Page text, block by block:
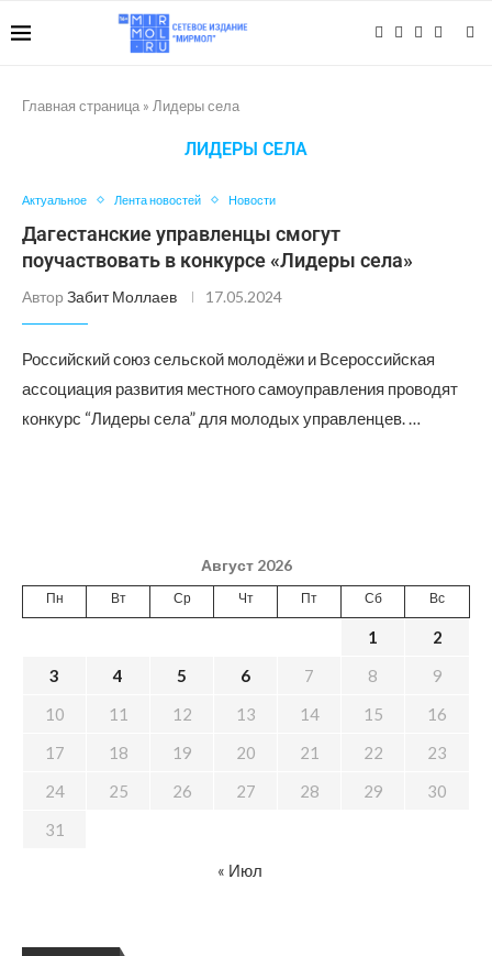
Главная страница » Лидеры села
ЛИДЕРЫ СЕЛА
Актуальное Лента новостей Новости
Дагестанские управленцы смогут
поучаствовать в конкурсе «Лидеры села»
Автор Забит Моллаев 17.05.2024
Российский союз сельской молодёжи и Всероссийская
ассоциация развития местного самоуправления проводят
конкурс “Лидеры села” для молодых управленцев. …
Август 2026
Пн Вт Ср Чт Пт Сб Вс
1
2
3
4 5 6 7 8
9
10
11 12 13 14 15
16
17
18 19 20 21 22
23
24
25 26 27 28 29
30
31
« Июл